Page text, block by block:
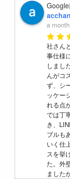
Google
acchan
a
社さん
事仕様
しまし
んがコ
ず、シ
ッケー
れる点
では丁
き、
ブルも
いく仕
スを挙
た。外
ました